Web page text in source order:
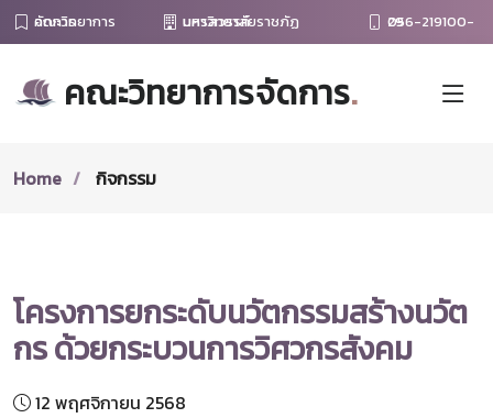
คณะวิทยาการจัดการ มหาวิทยาลัยราชภัฏนครสวรรค์ 056-219100-29
คณะวิทยาการจัดการ.
Home กิจกรรม
โครงการยกระดับนวัตกรรมสร้างนวัต
กร ด้วยกระบวนการวิศวกรสังคม
12 พฤศจิกายน 2568